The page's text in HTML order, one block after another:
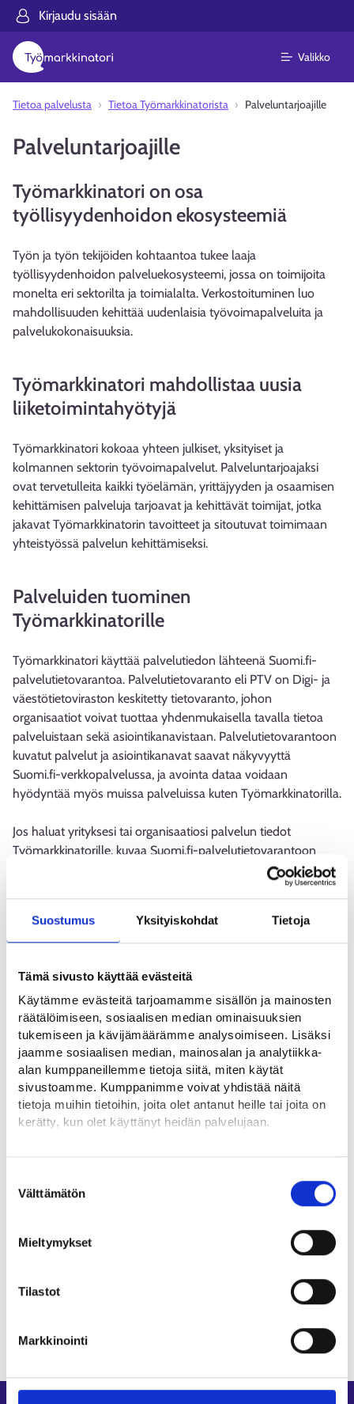
Suostumus Yksityiskohdat Tietoja
Tämä sivusto käyttää evästeitä
Käytämme evästeitä tarjoamamme sisällön ja mainosten
räätälöimiseen, sosiaalisen median ominaisuuksien
tukemiseen ja kävijämäärämme analysoimiseen. Lisäksi
jaamme sosiaalisen median, mainosalan ja analytiikka-
alan kumppaneillemme tietoja siitä, miten käytät
sivustoamme. Kumppanimme voivat yhdistää näitä
tietoja muihin tietoihin, joita olet antanut heille tai joita on
kerätty, kun olet käyttänyt heidän palvelujaan.
Löydät tietoa evästeiden käyttötarkoituksista
Lue tarkemmin
valinta
Välttämätön
Mieltymykset
Tilastot
Markkinointi
Kirjaudu sisään
Valikko
Tietoa palvelusta Tietoa Työmarkkinatorista Palveluntarjoajille
Palveluntarjoajille
Työmarkkinatori on osa
työllisyydenhoidon ekosysteemiä
Työn ja työn tekijöiden kohtaantoa tukee laaja
työllisyydenhoidon palveluekosysteemi, jossa on toimijoita
monelta eri sektorilta ja toimialalta. Verkostoituminen luo
mahdollisuuden kehittää uudenlaisia työvoimapalveluita ja
palvelukokonaisuuksia.
Työmarkkinatori mahdollistaa uusia
liiketoimintahyötyjä
Työmarkkinatori kokoaa yhteen julkiset, yksityiset ja
kolmannen sektorin työvoimapalvelut. Palveluntarjoajaksi
ovat tervetulleita kaikki työelämän, yrittäjyyden ja osaamisen
kehittämisen palveluja tarjoavat ja kehittävät toimijat, jotka
jakavat Työmarkkinatorin tavoitteet ja sitoutuvat toimimaan
yhteistyössä palvelun kehittämiseksi.
Palveluiden tuominen
Työmarkkinatorille
Työmarkkinatori käyttää palvelutiedon lähteenä Suomi.fi-
palvelutietovarantoa. Palvelutietovaranto eli PTV on Digi- ja
väestötietoviraston keskitetty tietovaranto, johon
organisaatiot voivat tuottaa yhdenmukaisella tavalla tietoa
palveluistaan sekä asiointikanavistaan. Palvelutietovarantoon
kuvatut palvelut ja asiointikanavat saavat näkyvyyttä
Suomi.fi-verkkopalvelussa, ja avointa dataa voidaan
hyödyntää myös muissa palveluissa kuten Työmarkkinatorilla.
Jos haluat yrityksesi tai organisaatiosi palvelun tiedot
Työmarkkinatorille, kuvaa Suomi.fi-palvelutietovarantoon
Työmarkkinatorin verkkotoimitukseen tiedot niistä palveluista,
arvioi palveluiden sopivuuden Työmarkkinatorin tavoitteisiin.
tmt.verkkopalvelut@keha-keskus.fi. Ilmoita ainakin seuraavat
tiedot:
Organisaatiosi nimi
Palvelun nimi
Palvelun Suomi.fi-url-osoite.
Aiheesta muualla
Palvelutietovarannon käyttöönotto (kehittajille.suomi.fi)⁠
Sisällön tuottaminen Palvelutietovarantoon
PTV-työkirja kunnille (kehittajille.suomi.fi) ⁠